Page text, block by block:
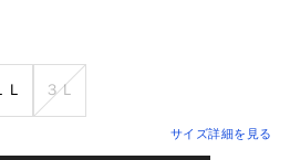
Ｌ ３Ｌ
サイズ詳細を見る